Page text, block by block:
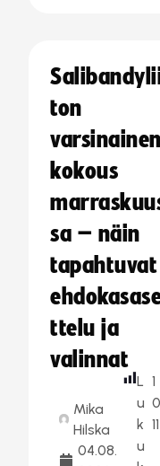
ton
varsinainen
kokous
sa – näin
tapahtuvat
ttelu ja
valinnat
Mika
Hilska
04.08.
L
u
k
u
1
0
11